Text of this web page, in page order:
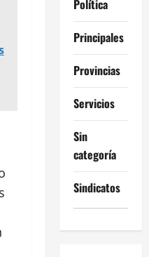
Política
Principales
Provincias
Servicios
Sin
categoría
Sindicatos